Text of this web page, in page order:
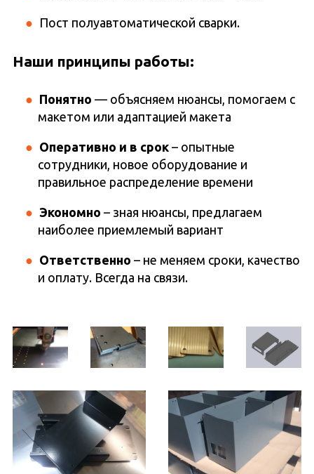
Пост полуавтоматической сварки.
Наши принципы работы:
Понятно — объясняем нюансы, помогаем с
макетом или адаптацией макета
Оперативно и в срок – опытные
сотрудники, новое оборудование и
правильное распределение времени
Экономно – зная нюансы, предлагаем
наиболее приемлемый вариант
Ответственно – не меняем сроки, качество
и оплату. Всегда на связи.